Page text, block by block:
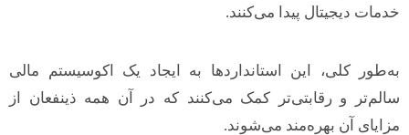
خدمات دیجیتال پیدا می‌کنند.
به‌طور کلی، این استانداردها به ایجاد یک اکوسیستم مالی
سالم‌تر و رقابتی‌تر کمک می‌کنند که در آن همه ذینفعان از
مزایای آن بهره‌مند می‌شوند.